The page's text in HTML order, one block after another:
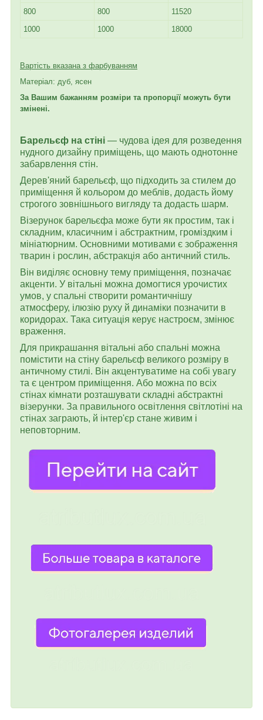
800
800
11520
1000
1000 18000
Вартість вказана з фарбуванням
Матеріал: дуб, ясен
За Вашим бажанням розміри та пропорції можуть бути
змінені.
Барельєф на стіні — чудова ідея для розведення
нудного дизайну приміщень, що мають однотонне
забарвлення стін.
Дерев'яний барельєф, що підходить за стилем до
приміщення й кольором до меблів, додасть йому
строгого зовнішнього вигляду та додасть шарм.
Візерунок барельєфа може бути як простим, так і
складним, класичним і абстрактним, громіздким і
мініатюрним. Основними мотивами є зображення
тварин і рослин, абстракція або античний стиль.
Він виділяє основну тему приміщення, позначає
акценти. У вітальні можна домогтися урочистих
умов, у спальні створити романтичнішу
атмосферу, ілюзію руху й динаміки позначити в
коридорах. Така ситуація керує настроєм, змінює
враження.
Для прикрашання вітальні або спальні можна
помістити на стіну барельєф великого розміру в
античному стилі. Він акцентуватиме на собі увагу
та є центром приміщення. Або можна по всіх
стінах кімнати розташувати складні абстрактні
візерунки. За правильного освітлення світлотіні на
стінах заграють, й інтер'єр стане живим і
неповторним.